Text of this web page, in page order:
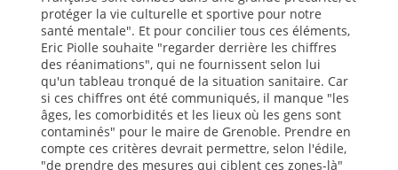
protéger la vie culturelle et sportive pour notre
santé mentale". Et pour concilier tous ces éléments,
Eric Piolle souhaite "regarder derrière les chiffres
des réanimations", qui ne fournissent selon lui
qu'un tableau tronqué de la situation sanitaire. Car
si ces chiffres ont été communiqués, il manque "les
âges, les comorbidités et les lieux où les gens sont
contaminés" pour le maire de Grenoble. Prendre en
compte ces critères devrait permettre, selon l'édile,
"de prendre des mesures qui ciblent ces zones-là"